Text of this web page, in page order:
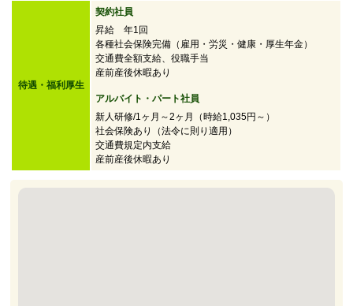
待遇・福利厚生
契約社員
昇給 年1回
各種社会保険完備（雇用・労災・健康・厚生年金）
交通費全額支給、役職手当
産前産後休暇あり
アルバイト・パート社員
新人研修/1ヶ月～2ヶ月（時給1,035円～）
社会保険あり（法令に則り適用）
交通費規定内支給
産前産後休暇あり